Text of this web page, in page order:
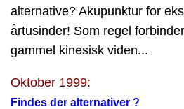
alternative? Akupunktur for
årtusinder! Som regel
gammel kinesisk viden...
Oktober 1999:
Findes der alternativer ?